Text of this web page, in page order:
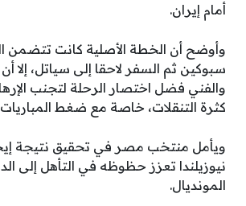
أمام إيران.
وأوضح أن الخطة الأصلية كانت تتضمن
سبوكين ثم السفر لاحقا إلى سياتل، إلا أن
والفني فضل اختصار الرحلة لتجنب
كثرة التنقلات، خاصة مع ضغط
ويأمل منتخب مصر في تحقيق نتيجة
نيوزيلندا تعزز حظوظه في التأهل إلى
المونديال.